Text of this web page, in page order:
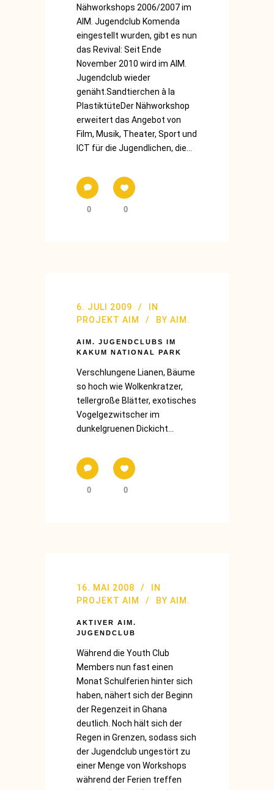
Nähworkshops 2006/2007 im
AIM. Jugendclub Komenda
eingestellt wurden, gibt es nun
das Revival: Seit Ende
November 2010 wird im AIM.
Jugendclub wieder
genäht.Sandtierchen à la
PlastiktüteDer Nähworkshop
erweitert das Angebot von
Film, Musik, Theater, Sport und
ICT für die Jugendlichen, die...
0 0
6. JULI 2009
IN
PROJEKT AIM
BY AIM.
AIM. JUGENDCLUBS IM
KAKUM NATIONAL PARK
Verschlungene Lianen, Bäume
so hoch wie Wolkenkratzer,
tellergroße Blätter, exotisches
Vogelgezwitscher im
dunkelgruenen Dickicht...
0 0
16. MAI 2008
IN
PROJEKT AIM
BY AIM.
AKTIVER AIM.
JUGENDCLUB
Während die Youth Club
Members nun fast einen
Monat Schulferien hinter sich
haben, nähert sich der Beginn
der Regenzeit in Ghana
deutlich. Noch hält sich der
Regen in Grenzen, sodass sich
der Jugendclub ungestört zu
einer Menge von Workshops
während der Ferien treffen